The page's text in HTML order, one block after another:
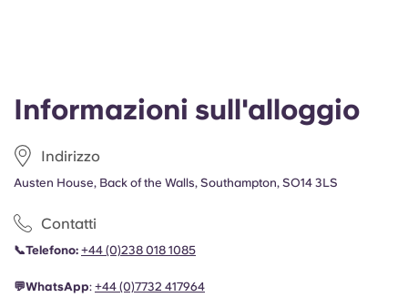
Informazioni sull'alloggio
Indirizzo
Austen House, Back of the Walls, Southampton, SO14 3LS
Contatti
📞Telefono: +44 (0)238 018 1085
💬WhatsApp: +44 (0)7732 417964